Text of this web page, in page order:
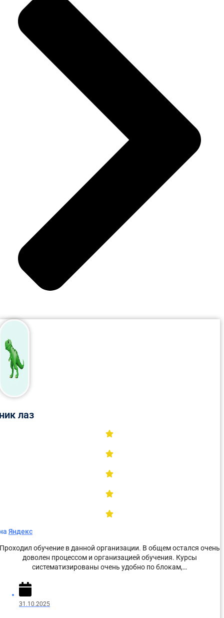
лаз
Яндекс
обучение в данной организации. В общем остался очень
доволен процессом и организацией обучения. Курсы
систематизированы очень удобно по блокам,…
31.10.2025
Сразу отправим в
Telegram, MAX или
материалы в PDF: